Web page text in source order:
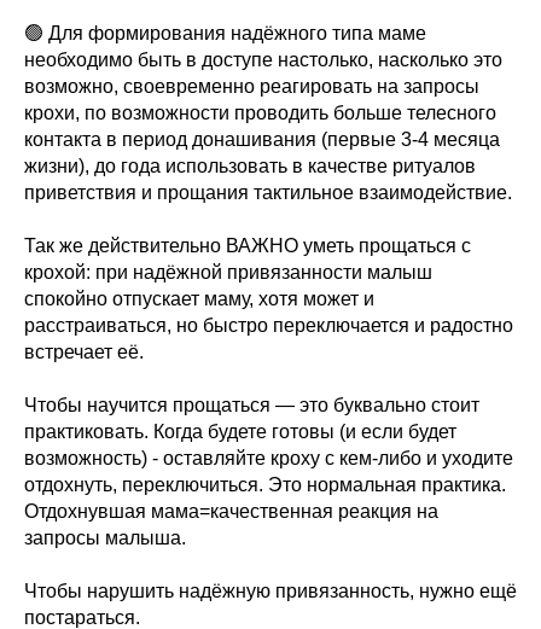
🟢 Для формирования надёжного типа маме
необходимо быть в доступе настолько, насколько это
возможно, своевременно реагировать на запросы
крохи, по возможности проводить больше телесного
контакта в период донашивания (первые 3-4 месяца
жизни), до года использовать в качестве ритуалов
приветствия и прощания тактильное взаимодействие.
Так же действительно ВАЖНО уметь прощаться с
крохой: при надёжной привязанности малыш
спокойно отпускает маму, хотя может и
расстраиваться, но быстро переключается и радостно
встречает её.
Чтобы научится прощаться — это буквально стоит
практиковать. Когда будете готовы (и если будет
возможность) - оставляйте кроху с кем-либо и уходите
отдохнуть, переключиться. Это нормальная практика.
Отдохнувшая мама=качественная реакция на
запросы малыша.
Чтобы нарушить надёжную привязанность, нужно ещё
постараться.